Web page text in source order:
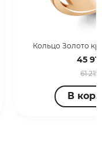
Кольцо Золото
45
61 215
В